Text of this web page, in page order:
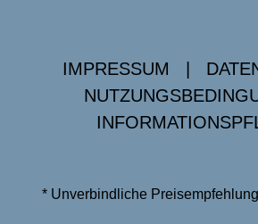
IMPRESSUM
* Unverbindliche